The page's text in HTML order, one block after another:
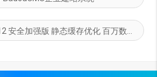
态缓存优化 百万数据不卡 修复BUG 免费下载 好模板网提供